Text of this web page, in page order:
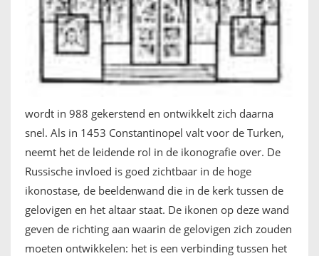
wordt in 988 gekerstend en ontwikkelt zich daarna
snel. Als in 1453 Constantinopel valt voor de Turken,
neemt het de leidende rol in de ikonografie over. De
Russische invloed is goed zichtbaar in de hoge
ikonostase, de beeldenwand die in de kerk tussen de
gelovigen en het altaar staat. De ikonen op deze wand
geven de richting aan waarin de gelovigen zich zouden
moeten ontwikkelen: het is een verbinding tussen het